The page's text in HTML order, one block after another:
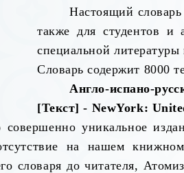
Настоящий
также для студентов и
специальной
Словарь содержит 8000
Англо-испано-
[Текст] - NewYork:
совершенно уникальное
на нашем
словаря до читателя,